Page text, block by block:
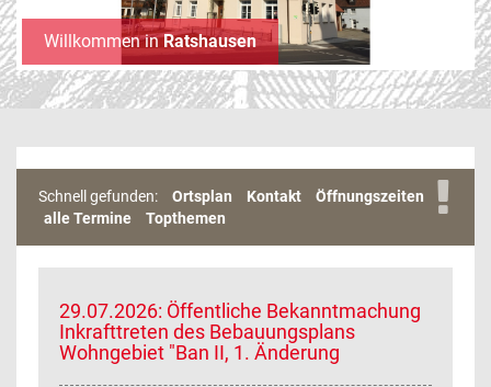
Willkommen inRatshausen
Schnell gefunden: Ortsplan Kontakt
Öffnungszeiten
alle Termine
Topthemen
29.07.2026: Öffentliche Bekanntmachung
Inkrafttreten des Bebauungsplans
Wohngebiet "Ban II, 1. Änderung